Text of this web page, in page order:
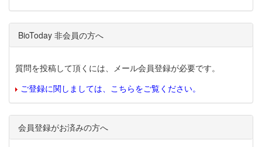
BioToday 非会員の方へ
質問を投稿して頂くには、メール会員登録が必要です。
ご登録に関しましては、こちらをご覧ください。
会員登録がお済みの方へ